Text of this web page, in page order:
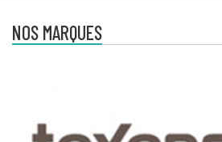
NOS MARQUES